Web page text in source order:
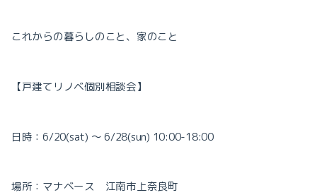
これからの暮らしのこと、家のこと
【戸建てリノベ個別相談会】
日時：6/20(sat) 〜6/28(sun) 10:00-18:00
場所：マナベース 江南市上奈良町